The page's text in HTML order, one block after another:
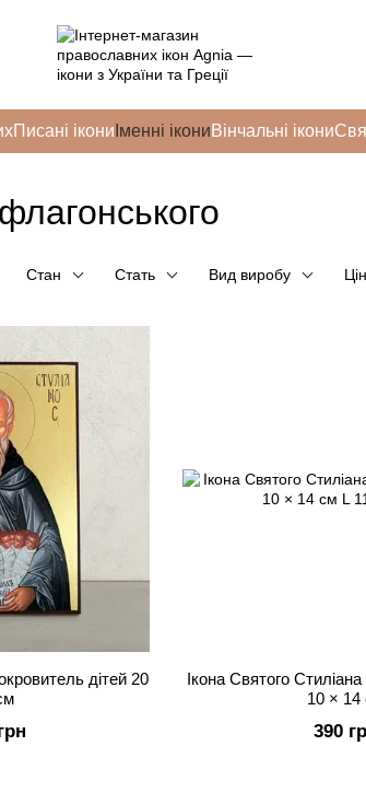
Писані ікони Іменні ікониВінчальні ікони
Стан Стать Вид виробу
дітей 20
Ікона Святого
10 × 14
390